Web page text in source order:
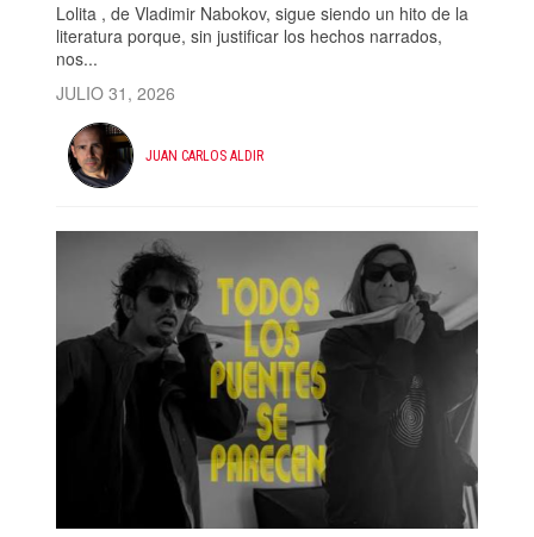
Lolita , de Vladimir Nabokov, sigue siendo un hito de la
literatura porque, sin justificar los hechos narrados,
nos...
JULIO 31, 2026
JUAN CARLOS ALDIR